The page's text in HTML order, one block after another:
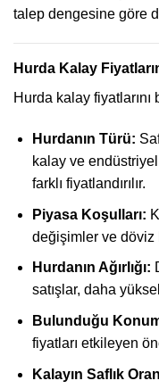
talep dengesine göre
Hurda Kalay
Hurda kalay
Hurdanın Türü:
kalay ve
farklı fiyatlandırılır.
Piyasa Koşulları:
değişimler ve döviz
Hurdanın Ağırlığı:
satışlar, daha
Bulunduğu
fiyatları etkileyen
Kalayın Saflık